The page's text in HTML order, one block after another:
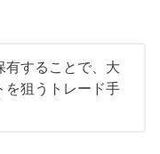
有することで、大
を狙うトレード手